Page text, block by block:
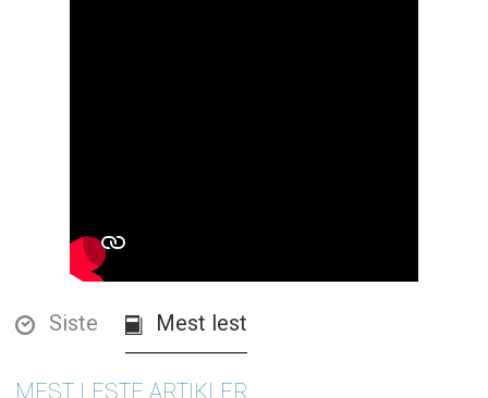
Siste Mest lest
MEST LESTE ARTIKLER